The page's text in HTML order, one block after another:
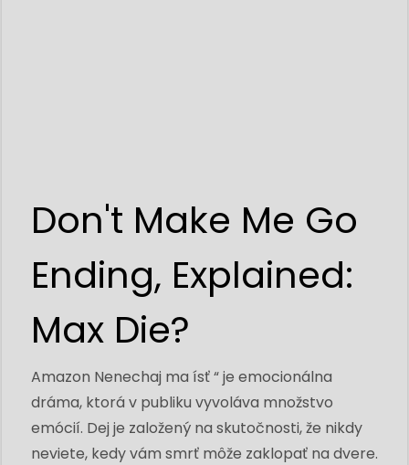
Don't Make Me Go
Ending, Explained:
Max Die?
Amazon Nenechaj ma ísť “ je emocionálna
dráma, ktorá v publiku vyvoláva množstvo
emócií. Dej je založený na skutočnosti, že nikdy
neviete, kedy vám smrť môže zaklopať na dvere.